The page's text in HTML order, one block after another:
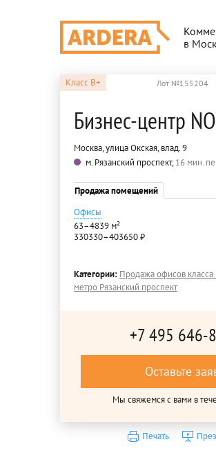
в
Класс B+ Лот №155204
Бизнес-центр
Москва, улица Окская, влад. 9
м. Рязанский проспект,16 мин.
Продажа помещений
Офисы
63–4839 м²
330330–403650 ₽
Категории: Продажа офисов класса
метро Рязанский проспект
+7 495 646-
Оставьте
Мы свяжемся с вами в
Печать